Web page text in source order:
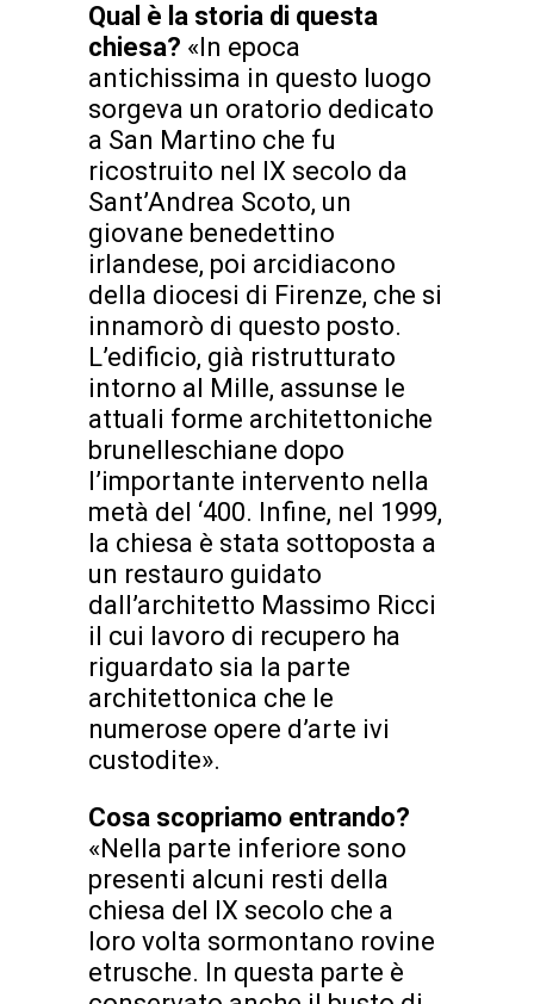
Qual è la storia di questa
chiesa? «In epoca
antichissima in questo luogo
sorgeva un oratorio dedicato
a San Martino che fu
ricostruito nel IX secolo da
Sant’Andrea Scoto, un
giovane benedettino
irlandese, poi arcidiacono
della diocesi di Firenze, che si
innamorò di questo posto.
L’edificio, già ristrutturato
intorno al Mille, assunse le
attuali forme architettoniche
brunelleschiane dopo
l’importante intervento nella
metà del ‘400. Infine, nel 1999,
la chiesa è stata sottoposta a
un restauro guidato
dall’architetto Massimo Ricci
il cui lavoro di recupero ha
riguardato sia la parte
architettonica che le
numerose opere d’arte ivi
custodite».
Cosa scopriamo entrando?
«Nella parte inferiore sono
presenti alcuni resti della
chiesa del IX secolo che a
loro volta sormontano rovine
etrusche. In questa parte è